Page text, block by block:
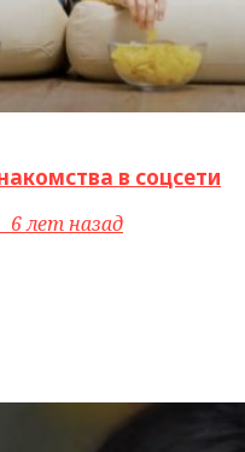
в соцсети
6 лет назад